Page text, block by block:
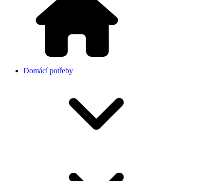
Domácí potřeby